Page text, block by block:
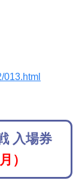
013.html
入場券
）